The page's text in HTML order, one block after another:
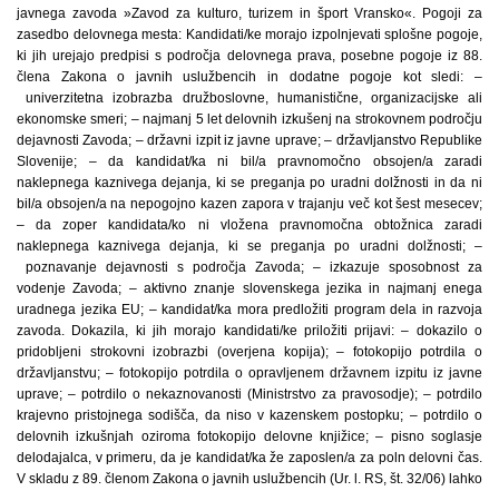
javnega zavoda »Zavod za kulturo, turizem in šport Vransko«. Pogoji za
zasedbo delovnega mesta: Kandidati/ke morajo izpolnjevati splošne pogoje,
ki jih urejajo predpisi s področja delovnega prava, posebne pogoje iz 88.
člena Zakona o javnih uslužbencih in dodatne pogoje kot sledi: –
univerzitetna izobrazba družboslovne, humanistične, organizacijske ali
ekonomske smeri; – najmanj 5 let delovnih izkušenj na strokovnem področju
dejavnosti Zavoda; – državni izpit iz javne uprave; – državljanstvo Republike
Slovenije; – da kandidat/ka ni bil/a pravnomočno obsojen/a zaradi
naklepnega kaznivega dejanja, ki se preganja po uradni dolžnosti in da ni
bil/a obsojen/a na nepogojno kazen zapora v trajanju več kot šest mesecev;
– da zoper kandidata/ko ni vložena pravnomočna obtožnica zaradi
naklepnega kaznivega dejanja, ki se preganja po uradni dolžnosti; –
poznavanje dejavnosti s področja Zavoda; – izkazuje sposobnost za
vodenje Zavoda; – aktivno znanje slovenskega jezika in najmanj enega
uradnega jezika EU; – kandidat/ka mora predložiti program dela in razvoja
zavoda. Dokazila, ki jih morajo kandidati/ke priložiti prijavi: – dokazilo o
pridobljeni strokovni izobrazbi (overjena kopija); – fotokopijo potrdila o
državljanstvu; – fotokopijo potrdila o opravljenem državnem izpitu iz javne
uprave; – potrdilo o nekaznovanosti (Ministrstvo za pravosodje); – potrdilo
krajevno pristojnega sodišča, da niso v kazenskem postopku; – potrdilo o
delovnih izkušnjah oziroma fotokopijo delovne knjižice; – pisno soglasje
delodajalca, v primeru, da je kandidat/ka že zaposlen/a za poln delovni čas.
V skladu z 89. členom Zakona o javnih uslužbencih (Ur. l. RS, št. 32/06) lahko